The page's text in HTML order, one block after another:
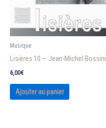
Musique
Lisières 10 — Jean-Michel Bossini
6,00€
Ajouter au panier